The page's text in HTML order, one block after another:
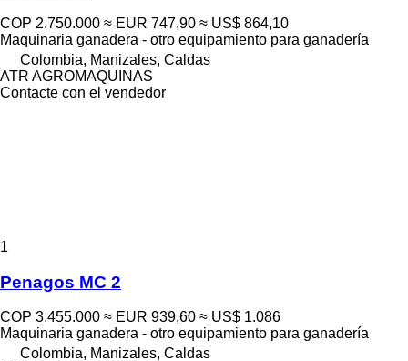
COP 2.750.000 ≈ EUR 747,90 ≈ US$ 864,10
Maquinaria ganadera - otro equipamiento para ganadería
Colombia, Manizales, Caldas
ATR AGROMAQUINAS
Contacte con el vendedor
1
Penagos MC 2
COP 3.455.000 ≈ EUR 939,60 ≈ US$ 1.086
Maquinaria ganadera - otro equipamiento para ganadería
Colombia, Manizales, Caldas